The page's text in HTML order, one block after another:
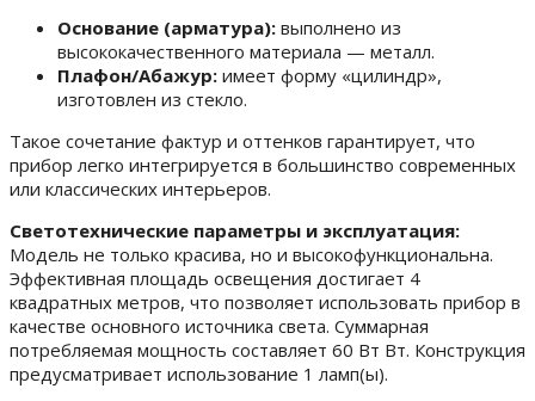
Основание (арматура): выполнено из
высококачественного материала — металл.
Плафон/Абажур: имеет форму «цилиндр»,
изготовлен из стекло.
Такое сочетание фактур и оттенков гарантирует, что
прибор легко интегрируется в большинство современных
или классических интерьеров.
Светотехнические параметры и эксплуатация:
Модель не только красива, но и высокофункциональна.
Эффективная площадь освещения достигает 4
квадратных метров, что позволяет использовать прибор в
качестве основного источника света. Суммарная
потребляемая мощность составляет 60 Вт Вт. Конструкция
предусматривает использование 1 ламп(ы).